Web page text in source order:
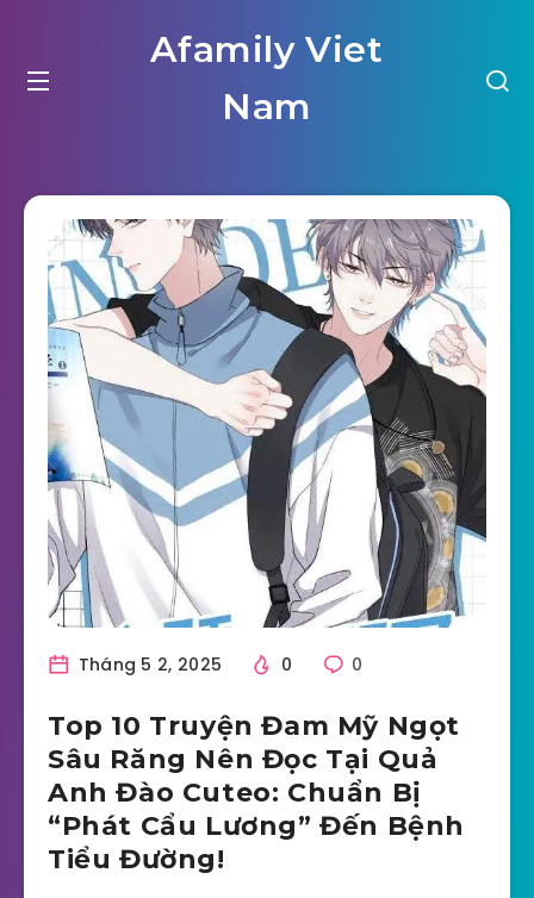
Afamily Viet
Nam
Tháng 5 2, 2025 0 0
Top 10 Truyện Đam Mỹ Ngọt
Sâu Răng Nên Đọc Tại Quả
Anh Đào Cuteo: Chuẩn Bị
“Phát Cẩu Lương” Đến Bệnh
Tiểu Đường!